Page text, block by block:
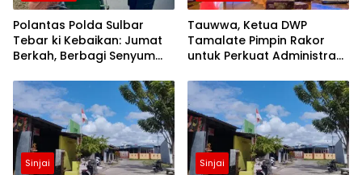
Polantas Polda Sulbar
Tebar ki Kebaikan: Jumat
Berkah, Berbagi Senyum
Tauwwa, Ketua DWP
Tamalate Pimpin Rakor
untuk Perkuat Administrasi
Sinjai Sinjai